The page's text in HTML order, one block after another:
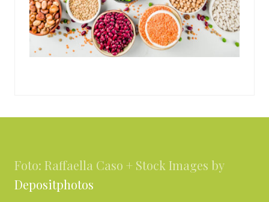
Foto: Raffaella Caso + Stock Images by
Depositphotos